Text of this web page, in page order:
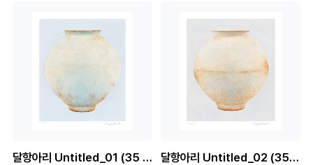
달항아리 Untitled_01 (35 Editions)
달항아리 Untitled_02 (35 Editions)